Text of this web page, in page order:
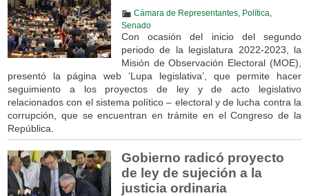
Cámara de Representantes, Política
Senado
Con ocasión del inicio del segundo
periodo de la legislatura 2022-2023, la
Misión de Observación Electoral (MOE),
presentó la página web ‘Lupa legislativa’, que permite hacer
seguimiento a los proyectos de ley y de acto legislativo
relacionados con el sistema político – electoral y de lucha contra la
corrupción, que se encuentran en trámite en el Congreso de la
República.
Gobierno radicó proyecto
de ley de sujeción a la
justicia ordinaria